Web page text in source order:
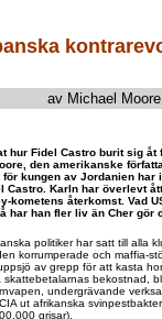
av Michael Moore
hur Fidel Castro burit sig åt
den amerikanske
för kungen av Jordanien
Castro. Karln har överlevt
kometens återkomst. Vad
har han fler liv än Cher gör
politiker har satt till alla
korrumperade och maffia-
av grepp för att kasta
skattebetalarnas bekostnad,
undergrävande
ut afrikanska
grisar).